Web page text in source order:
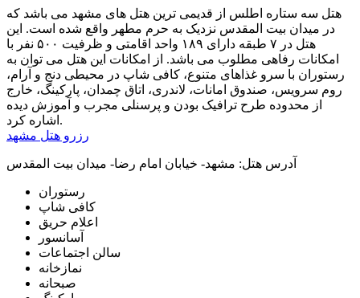
هتل سه ستاره اطلس از قدیمی ترین هتل های مشهد می باشد که
در میدان بیت المقدس نزدیک به حرم مطهر واقع شده است. این
هتل در ۷ طبقه دارای ۱۸۹ واحد اقامتی و ظرفیت ۵۰۰ نفر با
امکانات رفاهی مطلوب می باشد. از امکانات این هتل می توان به
رستوران با سرو غذاهای متنوع، کافی شاپ در محیطی دنج و آرام،
روم سرویس، صندوق امانات، لاندری، اتاق چمدان، پارکینگ، خارج
از محدوده طرح ترافیک بودن و پرسنلی مجرب و آموزش دیده
اشاره کرد.
رزرو هتل مشهد
آدرس هتل: مشهد- خیابان امام رضا- میدان بیت المقدس
رستوران
کافی شاپ
اعلام حریق
آسانسور
سالن اجتماعات
نمازخانه
صبحانه